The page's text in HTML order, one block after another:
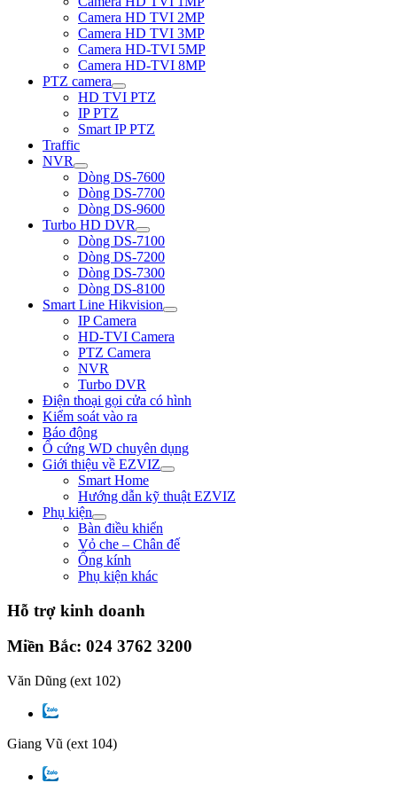
Camera HD TVI 2MP
Camera HD TVI 3MP
Camera HD-TVI 5MP
Camera HD-TVI 8MP
PTZ camera
HD TVI PTZ
IP PTZ
Smart IP PTZ
Traffic
NVR
Dòng DS-7600
Dòng DS-7700
Dòng DS-9600
Turbo HD DVR
Dòng DS-7100
Dòng DS-7200
Dòng DS-7300
Dòng DS-8100
Smart Line Hikvision
IP Camera
HD-TVI Camera
PTZ Camera
NVR
Turbo DVR
Điện thoại gọi cửa có hình
Kiểm soát vào ra
Báo động
Ổ cứng WD chuyên dụng
Giới thiệu về EZVIZ
Smart Home
Hướng dẫn kỹ thuật EZVIZ
Phụ kiện
Bàn điều khiển
Vỏ che – Chân đế
Ống kính
Phụ kiện khác
Hỗ trợ kinh doanh
Miền Bắc: 024 3762 3200
Văn Dũng (ext 102)
Giang Vũ (ext 104)